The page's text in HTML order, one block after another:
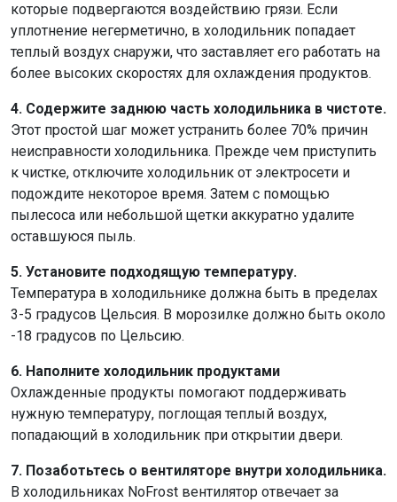
которые подвергаются воздействию грязи. Если
уплотнение негерметично, в холодильник попадает
теплый воздух снаружи, что заставляет его работать на
более высоких скоростях для охлаждения продуктов.
4. Содержите заднюю часть холодильника в чистоте.
Этот простой шаг может устранить более 70% причин
неисправности холодильника. Прежде чем приступить
к чистке, отключите холодильник от электросети и
подождите некоторое время. Затем с помощью
пылесоса или небольшой щетки аккуратно удалите
оставшуюся пыль.
5. Установите подходящую температуру.
Температура в холодильнике должна быть в пределах
3-5 градусов Цельсия. В морозилке должно быть около
-18 градусов по Цельсию.
6. Наполните холодильник продуктами
Охлажденные продукты помогают поддерживать
нужную температуру, поглощая теплый воздух,
попадающий в холодильник при открытии двери.
7. Позаботьтесь о вентиляторе внутри холодильника.
В холодильниках NoFrost вентилятор отвечает за